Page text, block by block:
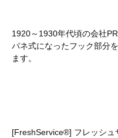
1920～1930年代頃の会社PR
バネ式になったフック部分
ます。
[FreshService®] フレッシュ